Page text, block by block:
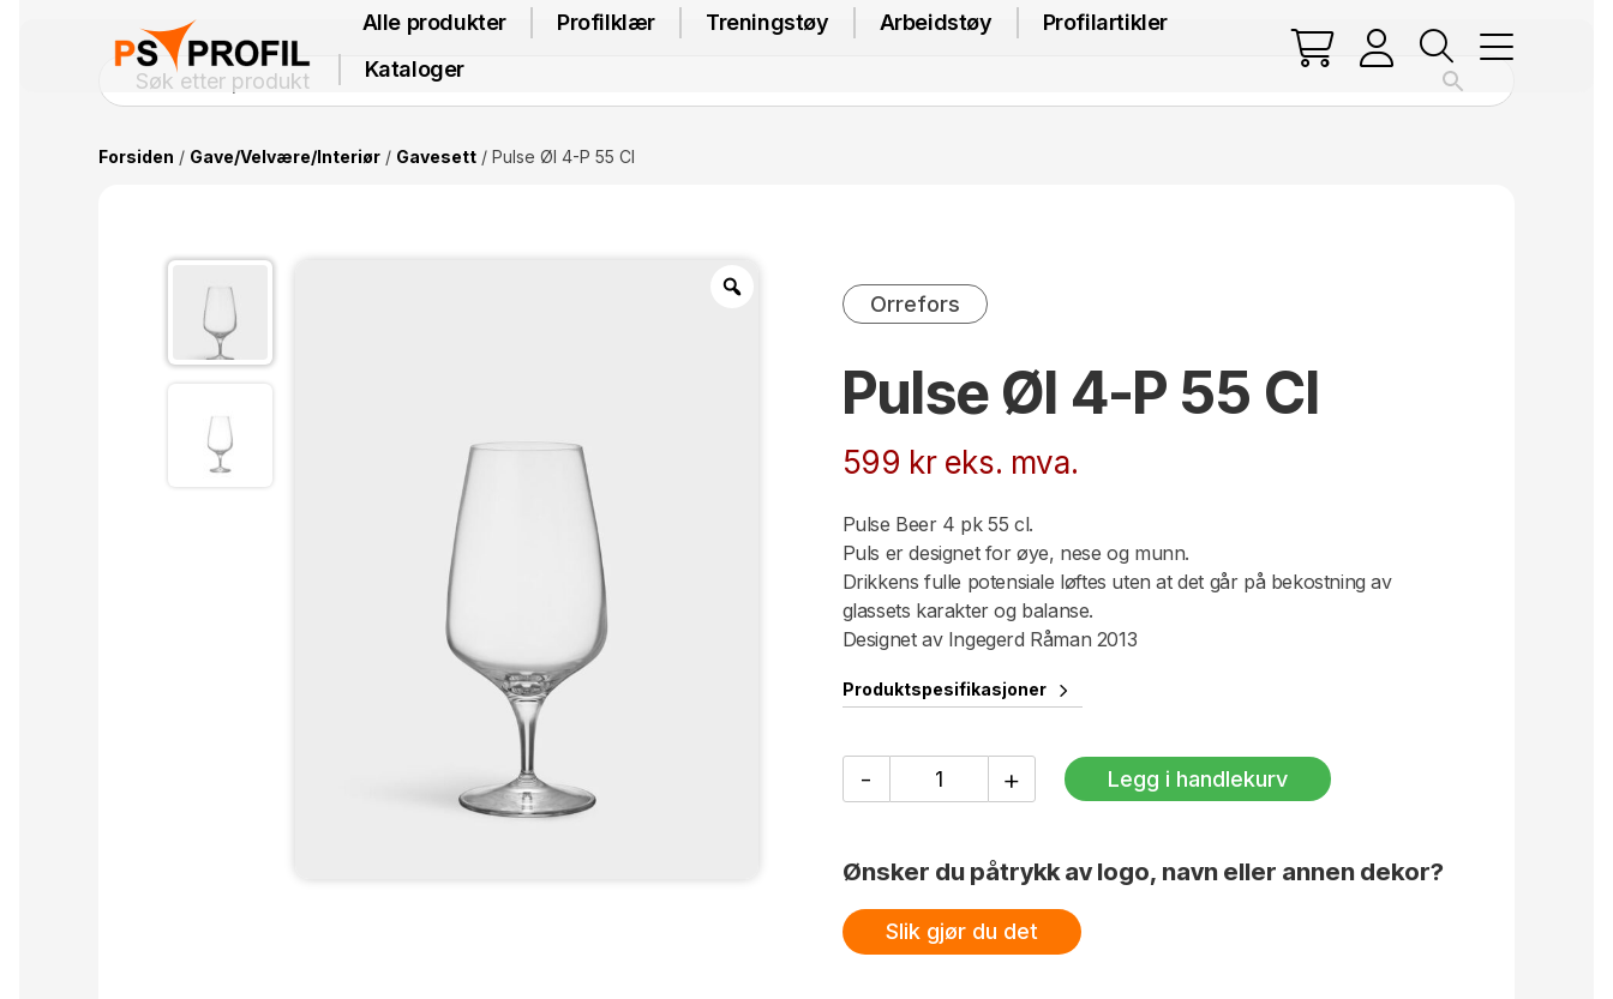
Alle produkter Profilklær Treningstøy Arbeidstøy
Profilartikler
Kataloger
Forsiden / Gave/Velvære/Interiør/ Gavesett/ Pulse Øl 4-P 55 Cl
Orrefors
Pulse Øl 4-P 55 Cl
599 kr eks. mva.
Pulse Beer 4 pk 55 cl.
Puls er designet for øye, nese og munn.
Drikkens fulle potensiale løftes uten at det går på bekostning av
glassets karakter og balanse.
Designet av Ingegerd Råman 2013
Produktspesifikasjoner
-
Cl
+ Legg i handlekurv
Ønsker du påtrykk av logo, navn eller annen dekor?
Slik gjør du det